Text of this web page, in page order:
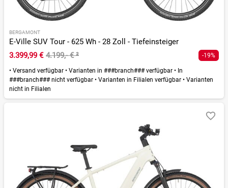
BERGAMONT
E-Ville SUV Tour - 625 Wh - 28 Zoll - Tiefeinsteiger
3.399,99 € 4.199,- €² -19%
• Versand verfügbar • Varianten in ###branch### verfügbar • In
###branch### nicht verfügbar • Varianten in Filialen verfügbar • Varianten
nicht in Filialen